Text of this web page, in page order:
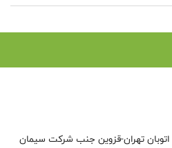
استان البرز کیلومتر 80 اتوبان تهران-قزوین جنب شرکت سیمان